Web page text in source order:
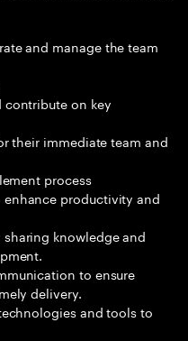
and manage the team
contribute on key
their immediate team and
process
productivity and
knowledge and
to ensure
delivery.
and tools to